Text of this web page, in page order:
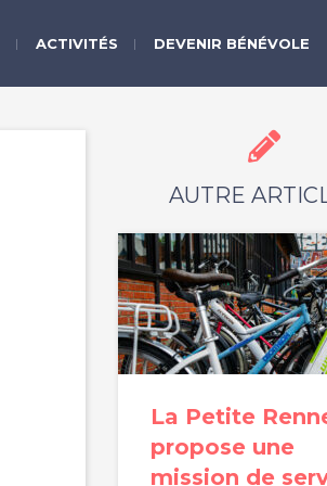
ACTIVITÉS DEVENIR BÉNÉVOLE
AUTRE
La Petite
propose une
mission de